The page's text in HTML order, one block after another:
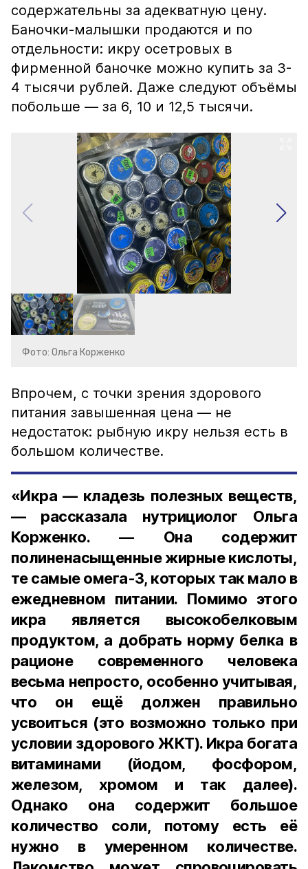
содержательны за адекватную цену.
Баночки-малышки продаются и по
отдельности: икру осетровых в
фирменной баночке можно купить за 3-
4 тысячи рублей. Даже следуют объёмы
побольше — за 6, 10 и 12,5 тысячи.
Фото: Ольга Корженко
Впрочем, с точки зрения здорового
питания завышенная цена — не
недостаток: рыбную икру нельзя есть в
большом количестве.
«Икра — кладезь полезных веществ,
— рассказала нутрициолог Ольга
Корженко. — Она содержит
полиненасыщенные жирные кислоты,
те самые омега-3, которых так мало в
ежедневном питании. Помимо этого
икра является высокобелковым
продуктом, а добрать норму белка в
рационе современного человека
весьма непросто, особенно учитывая,
что он ещё должен правильно
усвоиться (это возможно только при
условии здорового ЖКТ). Икра богата
витаминами (йодом, фосфором,
железом, хромом и так далее).
Однако она содержит большое
количество соли, потому есть её
нужно в умеренном количестве.